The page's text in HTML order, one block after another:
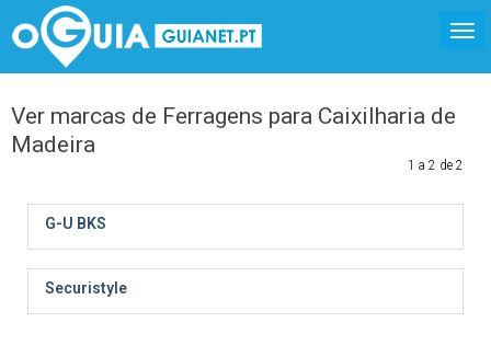
Ver marcas de Ferragens para Caixilharia de
Madeira
1 a 2 de 2
G-U BKS
Securistyle